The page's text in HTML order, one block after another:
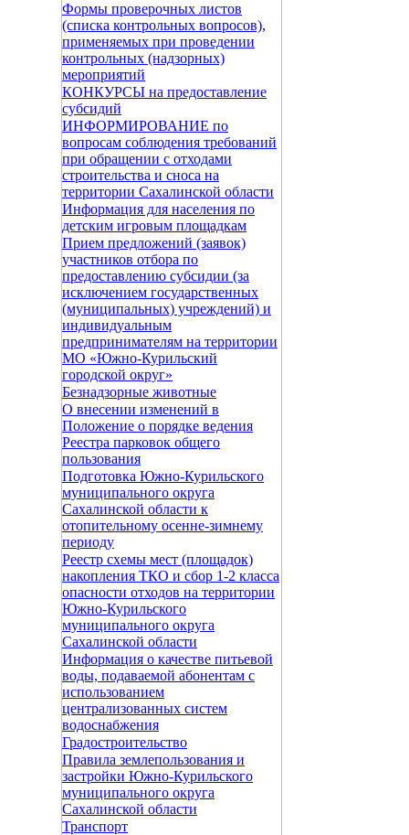
Формы проверочных листов
(списка контрольных вопросов),
применяемых при проведении
контрольных (надзорных)
мероприятий
КОНКУРСЫ на предоставление
субсидий
ИНФОРМИРОВАНИЕ по
вопросам соблюдения требований
при обращении с отходами
строительства и сноса на
территории Сахалинской области
Информация для населения по
детским игровым площадкам
Прием предложений (заявок)
участников отбора по
предоставлению субсидии (за
исключением государственных
(муниципальных) учреждений) и
индивидуальным
предпринимателям на территории
МО «Южно-Курильский
городской округ»
Безнадзорные животные
О внесении изменений в
Положение о порядке ведения
Реестра парковок общего
пользования
Подготовка Южно-Курильского
муниципального округа
Сахалинской области к
отопительному осенне-зимнему
периоду
Реестр схемы мест (площадок)
накопления ТКО и сбор 1-2 класса
опасности отходов на территории
Южно-Курильского
муниципального округа
Сахалинской области
Информация о качестве питьевой
воды, подаваемой абонентам с
использованием
централизованных систем
водоснабжения
Градостроительство
Правила землепользования и
застройки Южно-Курильского
муниципального округа
Сахалинской области
Транспорт